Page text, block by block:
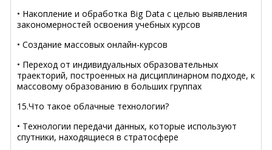
• Накопление и обработка Big Data с целью выявления
закономерностей освоения учебных курсов
• Создание массовых онлайн-курсов
• Переход от индивидуальных образовательных
траекторий, построенных на дисциплинарном подходе, к
массовому образованию в больших группах
15.Что такое облачные технологии?
• Технологии передачи данных, которые используют
спутники, находящиеся в стратосфере